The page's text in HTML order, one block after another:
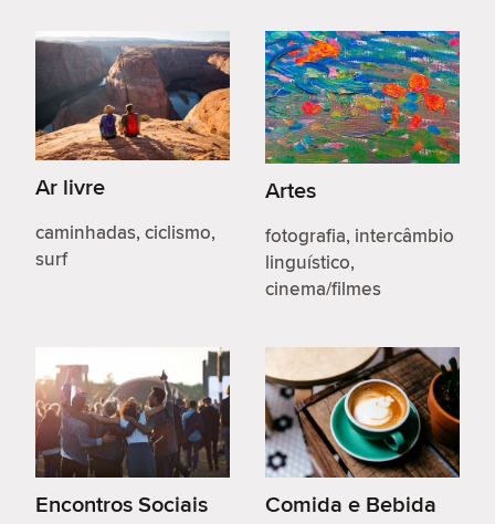
Ar livre
caminhadas, ciclismo,
surf
Artes
fotografia, intercâmbio
linguístico,
cinema/filmes
Encontros Sociais Comida e Bebida